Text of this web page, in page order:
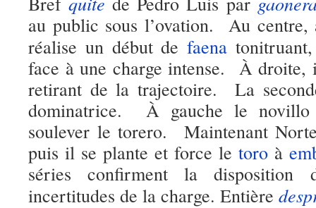
au public sous l’ovation. Au
réalise un début de faena
face à une charge intense. À
retirant de la trajectoire. La
dominatrice. À gauche le
soulever le torero. Maintenant
puis il se plante et force le toro à
séries confirment la
incertitudes de la charge. Entière